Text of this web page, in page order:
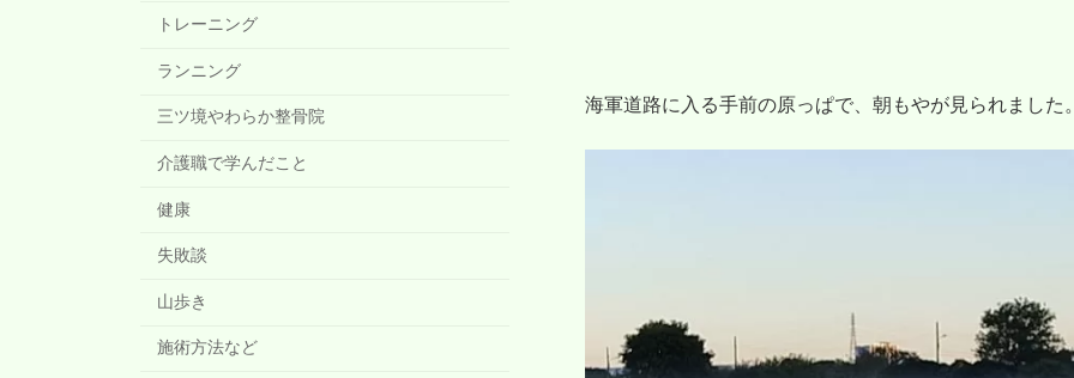
海軍道路に入る手前の原っぱで、朝もやが見られました
トレーニング
ランニング
三ツ境やわらか整骨院
介護職で学んだこと
健康
失敗談
山歩き
施術方法など